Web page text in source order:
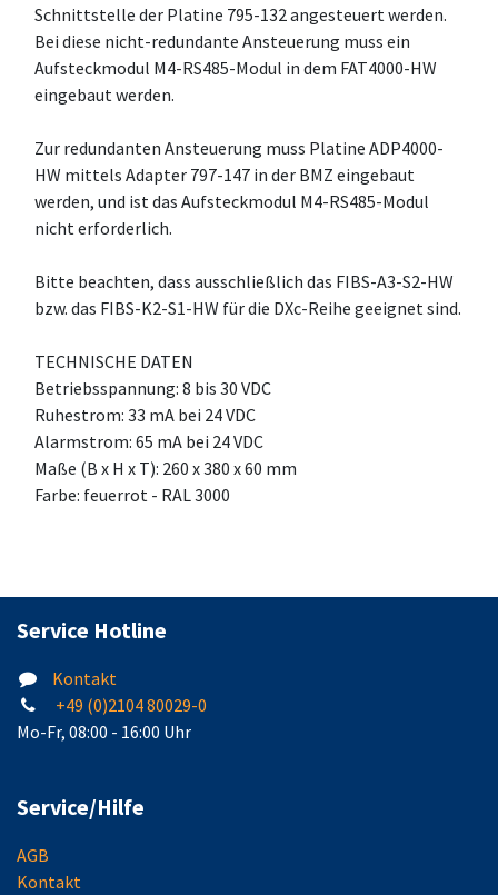
Schnittstelle der Platine 795-132 angesteuert werden.
Bei diese nicht-redundante Ansteuerung muss ein
Aufsteckmodul M4-RS485-Modul in dem FAT4000-HW
eingebaut werden.
Zur redundanten Ansteuerung muss Platine ADP4000-
HW mittels Adapter 797-147 in der BMZ eingebaut
werden, und ist das Aufsteckmodul M4-RS485-Modul
nicht erforderlich.
Bitte beachten, dass ausschließlich das FIBS-A3-S2-HW
bzw. das FIBS-K2-S1-HW für die DXc-Reihe geeignet sind.
TECHNISCHE DATEN
Betriebsspannung: 8 bis 30 VDC
Ruhestrom: 33 mA bei 24 VDC
Alarmstrom: 65 mA bei 24 VDC
Maße (B x H x T): 260 x 380 x 60 mm
Farbe: feuerrot - RAL 3000
Service Hotline
Kontakt
+49 (0)2104 80029-0
Mo-Fr, 08:00 - 16:00 Uhr
Service/Hilfe
AGB
Kontakt